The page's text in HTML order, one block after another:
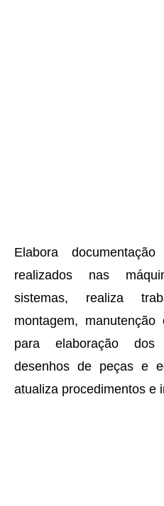
Elabora
realizados nas
sistemas, realiza
montagem,
para elaboração dos
desenhos de peças e
atualiza procedimentos e